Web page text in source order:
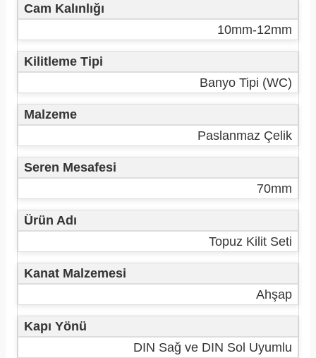
Cam Kalınlığı
10mm-12mm
Kilitleme Tipi
Banyo Tipi (WC)
Malzeme
Paslanmaz Çelik
Seren Mesafesi
70mm
Ürün Adı
Topuz Kilit Seti
Kanat Malzemesi
Ahşap
Kapı Yönü
DIN Sağ ve DIN Sol Uyumlu